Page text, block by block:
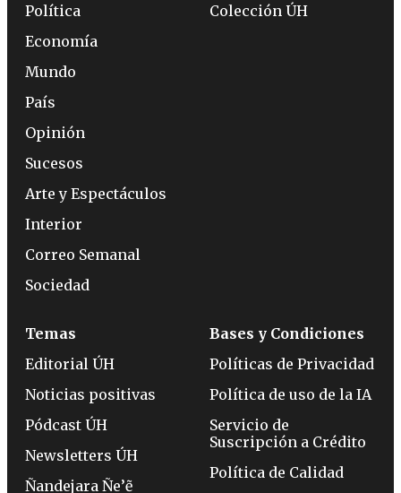
Política
Economía
Mundo
País
Opinión
Sucesos
Arte y Espectáculos
Interior
Correo Semanal
Sociedad
Colección ÚH
Temas
Editorial ÚH
Noticias positivas
Pódcast ÚH
Newsletters ÚH
Ñandejara Ñe’ẽ
Bases y Condiciones
Políticas de Privacidad
Política de uso de la IA
Servicio de
Suscripción a Crédito
Política de Calidad